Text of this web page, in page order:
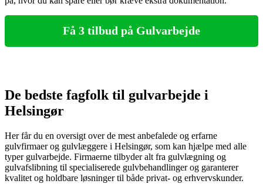
Få 3 tilbud på Gulvarbejde
De bedste fagfolk til gulvarbejde i
Helsingør
Her får du en oversigt over de mest anbefalede og erfarne
gulvfirmaer og gulvlæggere i Helsingør, som kan hjælpe med alle
typer gulvarbejde. Firmaerne tilbyder alt fra gulvlægning og
gulvafslibning til specialiserede gulvbehandlinger og garanterer
kvalitet og holdbare løsninger til både privat- og erhvervskunder.